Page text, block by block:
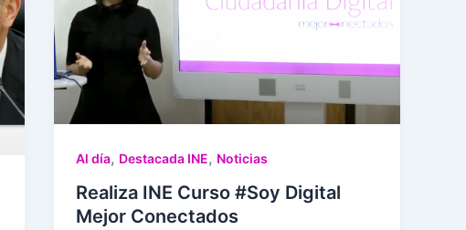
Al día, Destacada INE, Noticias
Realiza INE Curso #Soy Digital
Mejor Conectados